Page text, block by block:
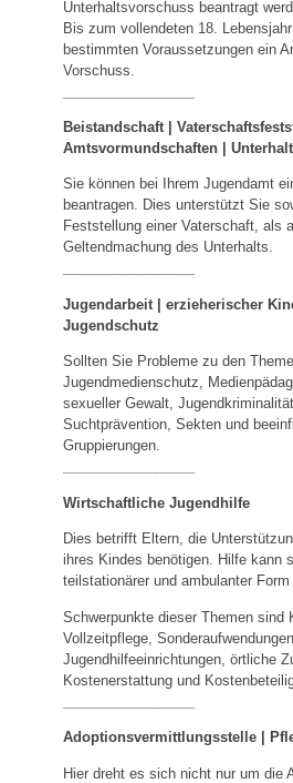
Unterhaltsvorschuss beantragt
Bis zum vollendeten 18.
bestimmten Voraussetzungen ein
Vorschuss.
Beistandschaft |
Amtsvormundschaften| Unterhalt
Sie können bei Ihrem Jugendamt
beantragen. Dies unterstützt Sie
Feststellung einer Vaterschaft, als
Geltendmachung des Unterhalts.
Jugendarbeit | erzieherischer
Jugendschutz
Sollten Sie Probleme zu den
Jugendmedienschutz,
sexueller Gewalt,
Suchtprävention, Sekten und
Gruppierungen.
Wirtschaftliche Jugendhilfe
Dies betrifft Eltern, die
ihres Kindes benötigen. Hilfe kann
teilstationärer und ambulanter Form
Schwerpunkte dieser Themen sind
Vollzeitpflege,
Jugendhilfeeinrichtungen, örtliche
Kostenerstattung und
Adoptionsvermittlungsstelle |
Hier dreht es sich nicht nur um die